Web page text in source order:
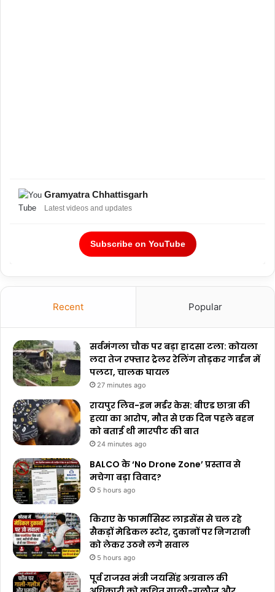
Gramyatra Chhattisgarh
Latest videos and updates
Subscribe on YouTube
Recent Popular
सर्वमंगला चौक पर बड़ा हादसा टला: कोयला
लदा तेज रफ्तार ट्रेलर रेलिंग तोड़कर गार्डन में
पलटा, चालक घायल
27 minutes ago
रायपुर लिव-इन मर्डर केस: बीएड छात्रा की
हत्या का आरोप, मौत से एक दिन पहले बहन
को बताई थी मारपीट की बात
24 minutes ago
BALCO के ‘No Drone Zone’ प्रस्ताव से
मचेगा बड़ा विवाद?
5 hours ago
किराए के फार्मासिस्ट लाइसेंस से चल रहे
सैकड़ों मेडिकल स्टोर, दुकानों पर निगरानी
को लेकर उठने लगे सवाल
5 hours ago
पूर्व राजस्व मंत्री जयसिंह अग्रवाल की